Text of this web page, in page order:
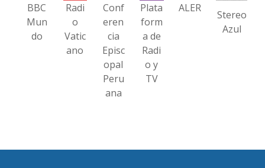
BBC
Mun
do
Radi
o
Vatic
ano
Conf
eren
cia
Episc
opal
Peru
ana
Plata
form
a de
Radi
o y
TV
ALER
Stereo
Azul